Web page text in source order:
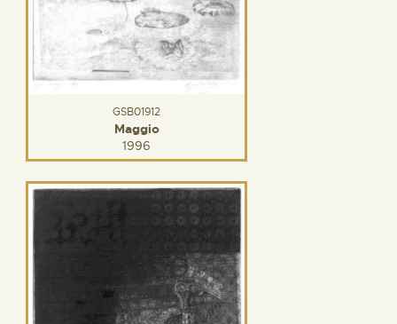
GSB01912
Maggio
1996